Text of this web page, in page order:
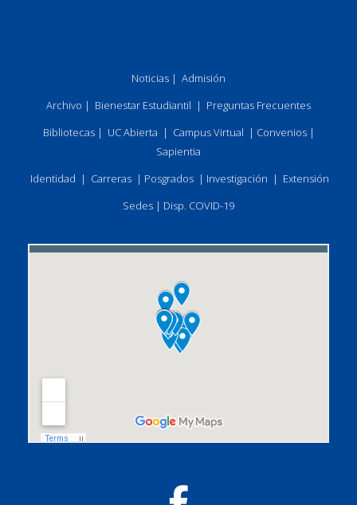
Noticias | Admisión
Archivo | Bienestar Estudiantil | Preguntas Frecuentes
Bibliotecas| UC Abierta | Campus Virtual | Convenios|
Sapientia
Identidad | Carreras | Posgrados | Investigación | Extensión
Sedes | Disp. COVID-19